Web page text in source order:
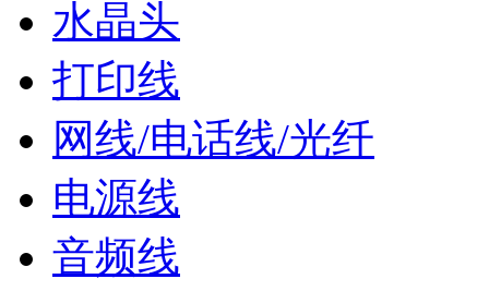
水晶头
打印线
网线/电话线/光纤
电源线
音频线